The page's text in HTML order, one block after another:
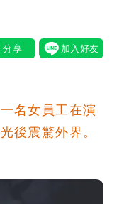
名女員工在演
後震驚外界。